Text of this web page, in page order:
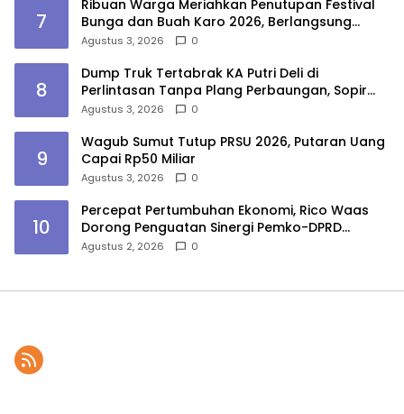
7
Ribuan Warga Meriahkan Penutupan Festival
Bunga dan Buah Karo 2026, Berlangsung
Aman di Bawah Pengamanan Gabungan
Agustus 3, 2026 0
8
Dump Truk Tertabrak KA Putri Deli di
Perlintasan Tanpa Plang Perbaungan, Sopir
Tewas
Agustus 3, 2026 0
9
Wagub Sumut Tutup PRSU 2026, Putaran Uang
Capai Rp50 Miliar
Agustus 3, 2026 0
10
Percepat Pertumbuhan Ekonomi, Rico Waas
Dorong Penguatan Sinergi Pemko-DPRD
Medan
Agustus 2, 2026 0